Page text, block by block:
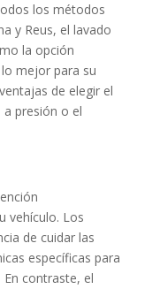
los métodos
y Reus, el lavado
la opción
mejor para su
de elegir el
presión o el
vehículo. Los
de cuidar las
específicas para
contraste, el